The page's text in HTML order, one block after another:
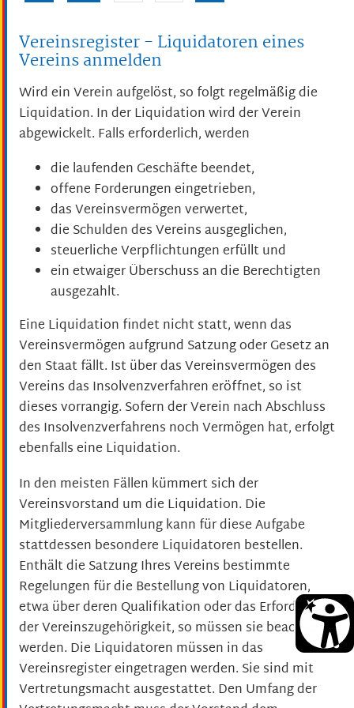
Vereinsregister - Liquidatoren eines
Vereins anmelden
Wird ein Verein aufgelöst, so folgt regelmäßig die
Liquidation. In der Liquidation wird der Verein
abgewickelt. Falls erforderlich, werden
die laufenden Geschäfte beendet,
offene Forderungen eingetrieben,
das Vereinsvermögen verwertet,
die Schulden des Vereins ausgeglichen,
steuerliche Verpflichtungen erfüllt und
ein etwaiger Überschuss an die Berechtigten
ausgezahlt.
Eine Liquidation findet nicht statt, wenn das
Vereinsvermögen aufgrund Satzung oder Gesetz an
den Staat fällt. Ist über das Vereinsvermögen des
Vereins das Insolvenzverfahren eröffnet, so ist
dieses vorrangig. Sofern der Verein nach Abschluss
des Insolvenzverfahrens noch Vermögen hat, erfolgt
ebenfalls eine Liquidation.
In den meisten Fällen kümmert sich der
Vereinsvorstand um die Liquidation. Die
Mitgliederversammlung kann für diese Aufgabe
stattdessen besondere Liquidatoren bestellen.
Enthält die Satzung Ihres Vereins bestimmte
Regelungen für die Bestellung von Liquidatoren,
etwa über deren Qualifikation oder das Erfordernis
der Vereinszugehörigkeit, so müssen sie beachtet
werden. Die Liquidatoren müssen in das
Vereinsregister eingetragen werden. Sie sind mit
Vertretungsmacht ausgestattet. Den Umfang der